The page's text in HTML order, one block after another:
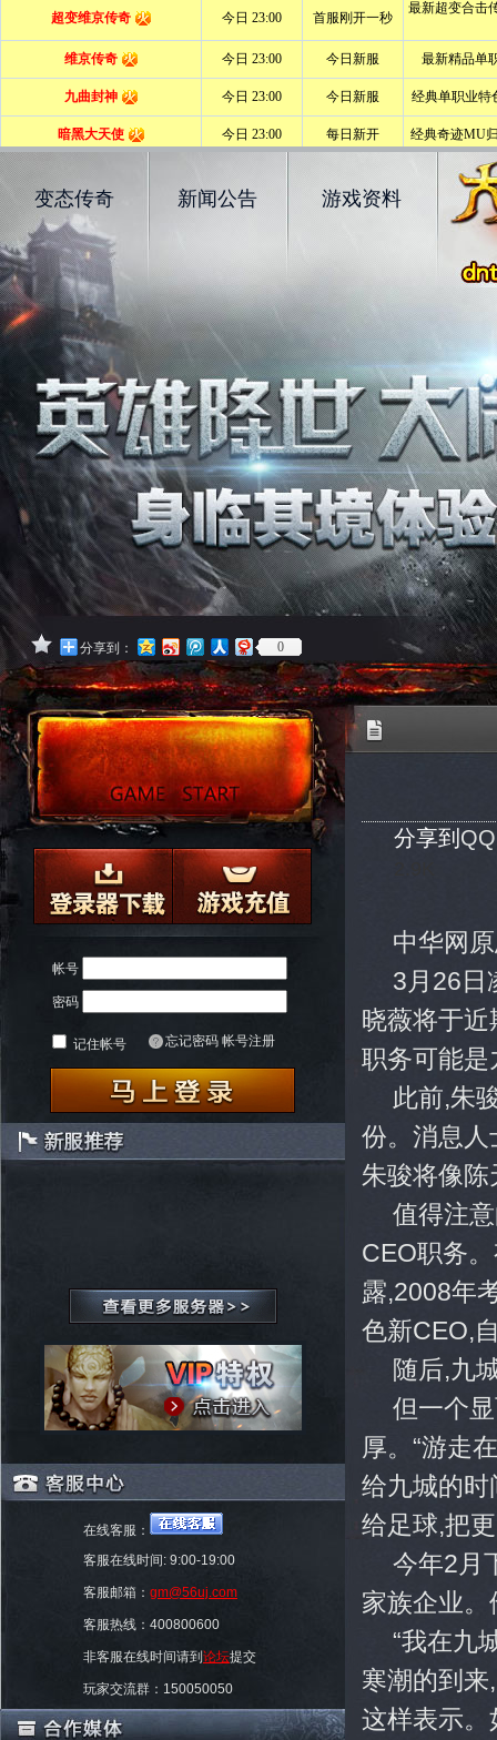
变态传奇 新闻公告 游戏资料
分享到： 0
帐号
密码
记住帐号 忘记密码 帐号注册
在线客服：
客服在线时间: 9:00-19:00
客服邮箱： gm@56uj.com
客服热线：400800600
非客服在线时间请到 论坛提交
玩家交流群：150050050
分享到
中华网
3月26日
晓薇将于
职务可能
此前,朱
份。消息人
朱骏将像
值得注
CEO职务
露,2008年
色新CEO,
随后,九
但一个
厚。“游走
给九城的时
给足球,把
今年2月
家族企业
“我在九
寒潮的到来
这样表示。